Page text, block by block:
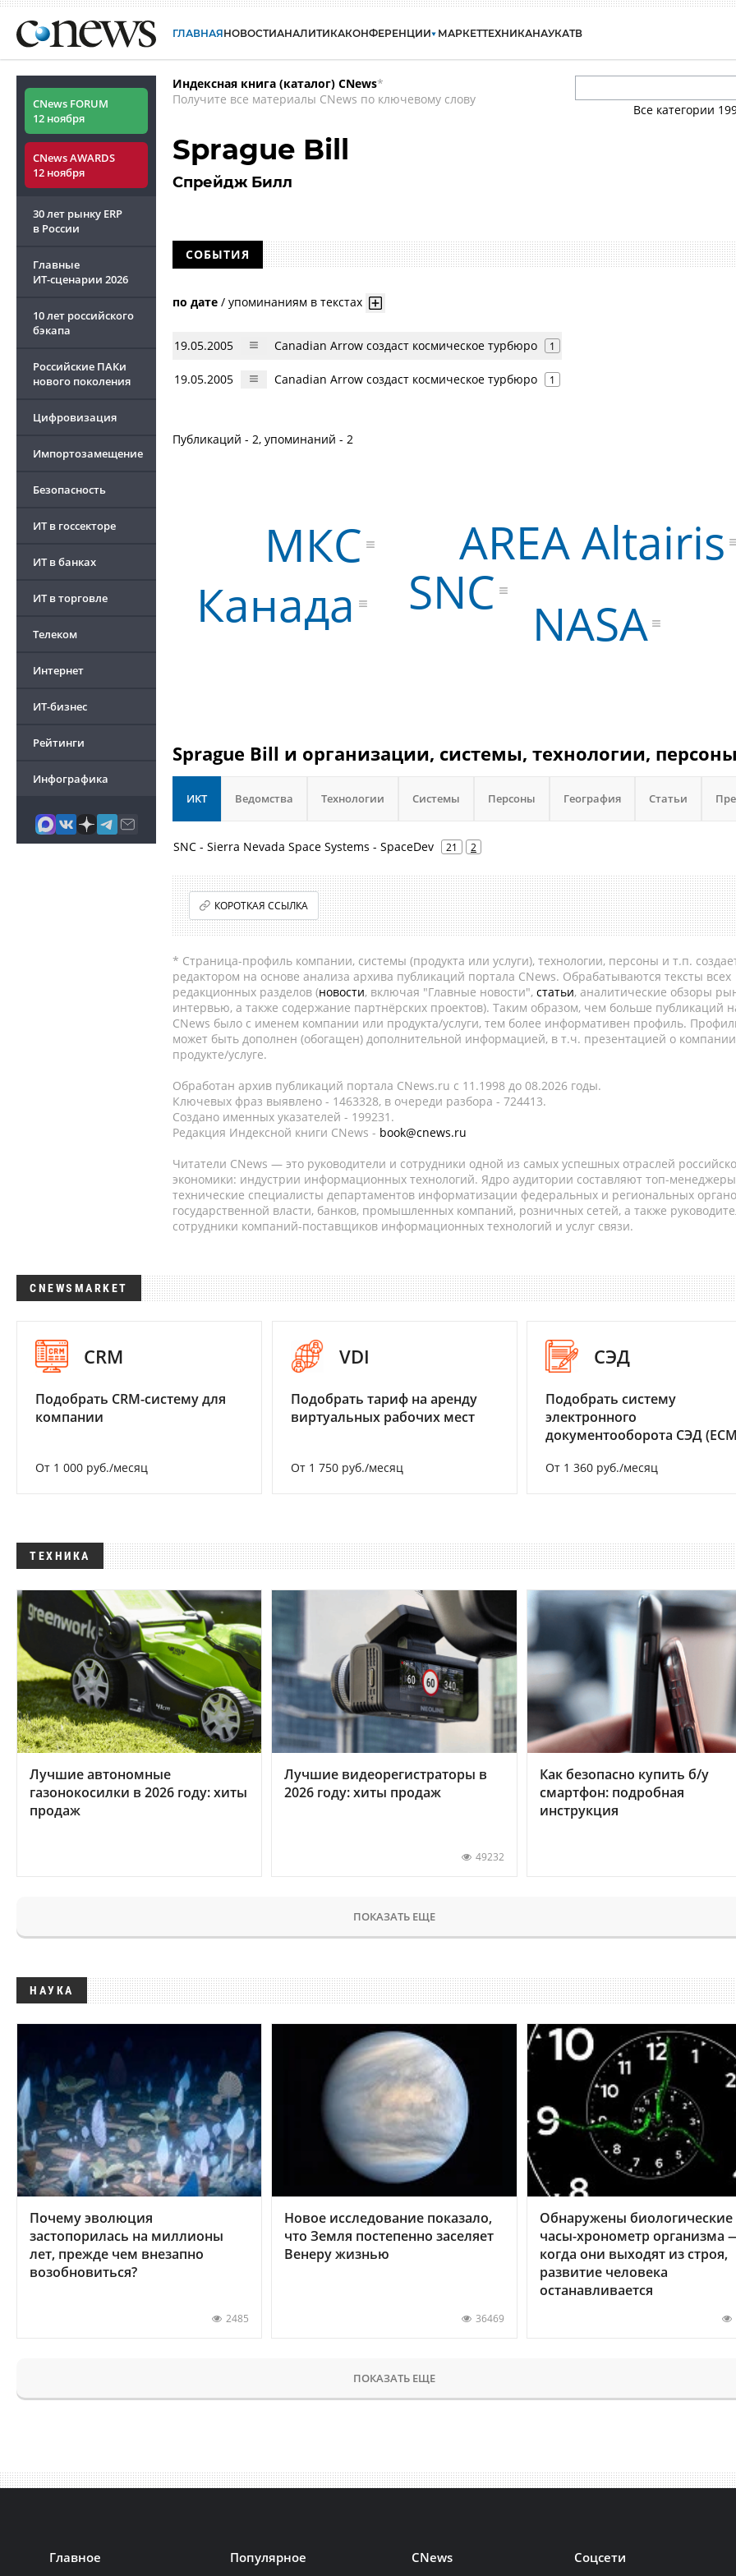
ГЛАВНАЯНОВОСТИАНАЛИТИКАКОНФЕРЕНЦИИ МАРКЕТТЕХНИКАНАУКАТВ
CNews FORUM
12 ноября
CNews AWARDS
12 ноября
30 лет рынку ERP
в России
Главные
ИТ-сценарии 2026
10 лет российского
бэкапа
Российские ПАКи
нового поколения
Цифровизация
Импортозамещение
Безопасность
ИТ в госсекторе
ИТ в банках
ИТ в торговле
Телеком
Интернет
ИТ-бизнес
Рейтинги
Инфографика
Индексная книга (каталог) CNews*
Получите все материалы CNews по ключевому слову
Все категории
Sprague Bill
Спрейдж Билл
СОБЫТИЯ
по дате / упоминаниям в текстах
19.05.2005 Canadian Arrow создаст космическое турбюро 1
19.05.2005 Canadian Arrow создаст космическое турбюро 1
Публикаций - 2, упоминаний - 2
SNC
NASA
AREA Altairis
МКС
Канада
Sprague Bill и организации, системы, технологии,
ИКТ Ведомства Технологии Системы Персоны География Статьи
SNC - Sierra Nevada Space Systems - SpaceDev 21 2
КОРОТКАЯ ССЫЛКА
* Страница-профиль компании, системы (продукта или услуги), технологии, персоны и т.п.
редактором на основе анализа архива публикаций портала CNews. Обрабатываются тексты всех
редакционных разделов (новости, включая "Главные новости", статьи, аналитические обзоры
интервью, а также содержание партнёрских проектов). Таким образом, чем больше публикаций
CNews было с именем компании или продукта/услуги, тем более информативен профиль.
может быть дополнен (обогащен) дополнительной информацией, в т.ч. презентацией о
продукте/услуге.
Обработан архив публикаций портала CNews.ru c 11.1998 до 08.2026 годы.
Ключевых фраз выявлено - 1463328, в очереди разбора - 724413.
Создано именных указателей - 199231.
Редакция Индексной книги CNews - book@cnews.ru
Читатели CNews — это руководители и сотрудники одной из самых успешных отраслей
экономики: индустрии информационных технологий. Ядро аудитории составляют топ-
технические специалисты департаментов информатизации федеральных и региональных
государственной власти, банков, промышленных компаний, розничных сетей, а также
сотрудники компаний-поставщиков информационных технологий и услуг связи.
CNEWSMARKET
CRM
Подобрать CRM-систему для
компании
От 1 000 руб./месяц
VDI
Подобрать тариф на аренду
виртуальных рабочих мест
От 1 750 руб./месяц
СЭД
Подобрать систему
электронного
документооборота СЭД
От 1 360 руб./месяц
ТЕХНИКА
Лучшие автономные
газонокосилки в 2026 году: хиты
продаж
Лучшие видеорегистраторы в
2026 году: хиты продаж
49232
Как безопасно купить б/у
смартфон: подробная
инструкция
ПОКАЗАТЬ ЕЩЕ
НАУКА
Почему эволюция
застопорилась на миллионы
лет, прежде чем внезапно
возобновиться?
2485
Новое исследование показало,
что Земля постепенно заселяет
Венеру жизнью
36469
Обнаружены биологические
часы-хронометр организма
когда они выходят из строя,
развитие человека
останавливается
ПОКАЗАТЬ ЕЩЕ
Главное Популярное CNews Соцсети